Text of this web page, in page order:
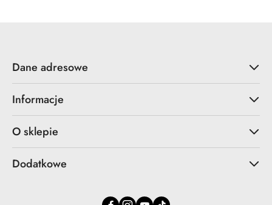
Dane adresowe
Informacje
O sklepie
Dodatkowe